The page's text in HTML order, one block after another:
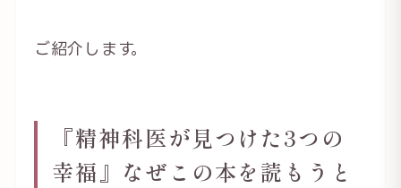
ご紹介します。
『精神科医が見つけた3つの
幸福』なぜこの本を読もうと